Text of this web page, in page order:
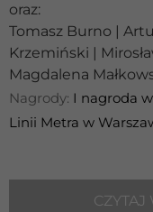
oraz:
Tomasz Burno |
Krzemiński |
Magdalena
Nagrody: I nagroda
Linii Metra w
CZYTAJ